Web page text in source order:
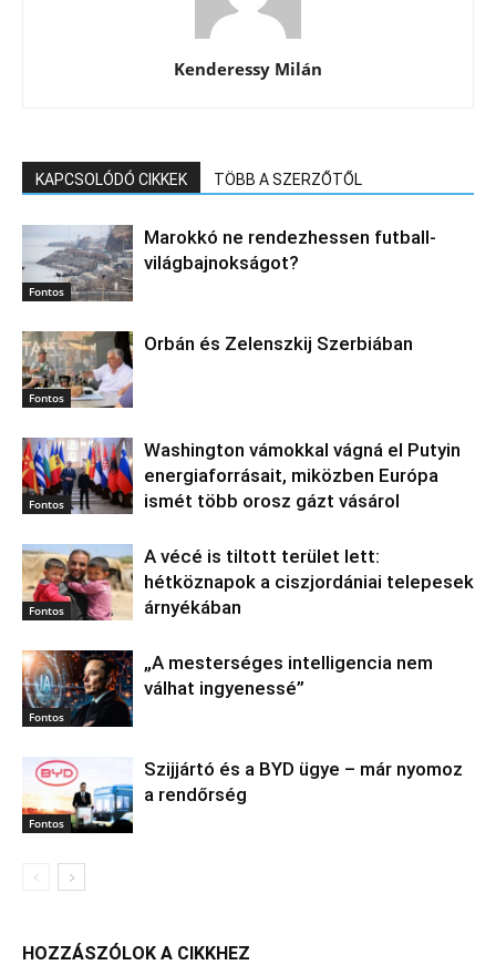
Kenderessy Milán
KAPCSOLÓDÓ CIKKEK TÖBB A SZERZŐTŐL
Fontos
Marokkó ne rendezhessen futball-
világbajnokságot?
Fontos
Orbán és Zelenszkij Szerbiában
Fontos
Washington vámokkal vágná el Putyin
energiaforrásait, miközben Európa
ismét több orosz gázt vásárol
Fontos
A vécé is tiltott terület lett:
hétköznapok a ciszjordániai telepesek
árnyékában
Fontos
„A mesterséges intelligencia nem
válhat ingyenessé”
Fontos
Szijjártó és a BYD ügye – már nyomoz
a rendőrség
HOZZÁSZÓLOK A CIKKHEZ